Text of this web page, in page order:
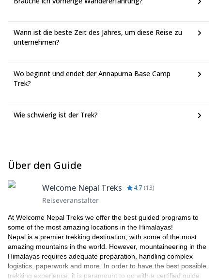
Wann ist die beste Zeit des Jahres, um diese Reise zu
unternehmen?
Wo beginnt und endet der Annapurna Base Camp
Trek?
Wie schwierig ist der Trek?
Über den Guide
Welcome Nepal Treks 4.7 (13)
Reiseveranstalter
At Welcome Nepal Treks we offer the best guided programs to
some of the most amazing locations in the Himalayas!
Nepal is a premier trekking destination, with some of the most
amazing mountains in the world. However, mountaineering in the
Himalayas requires adequate preparation, handling complex
logistics, paperwork and more. In order to have the best possible
trekking experience, it is paramount to go with a certified guide